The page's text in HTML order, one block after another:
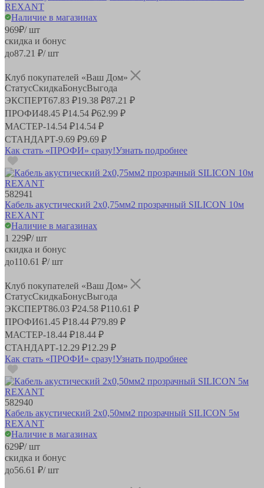
REXANT
Наличие в магазинах
969₽/ шт
скидка и бонус
до87.21 ₽/ шт
Клуб покупателей «Ваш Дом»
СтатусСкидкаБонусВыгода
ЭКСПЕРТ67.83 ₽19.38 ₽87.21 ₽
ПРОФИ48.45 ₽14.54 ₽62.99 ₽
МАСТЕР-14.54 ₽14.54 ₽
СТАНДАРТ-9.69 ₽9.69 ₽
Как стать «ПРОФИ» сразу!Узнать подробнее
582941
Кабель акустический 2х0,75мм2 прозрачный SILICON 10м
REXANT
Наличие в магазинах
1 229₽/ шт
скидка и бонус
до110.61 ₽/ шт
Клуб покупателей «Ваш Дом»
СтатусСкидкаБонусВыгода
ЭКСПЕРТ86.03 ₽24.58 ₽110.61 ₽
ПРОФИ61.45 ₽18.44 ₽79.89 ₽
МАСТЕР-18.44 ₽18.44 ₽
СТАНДАРТ-12.29 ₽12.29 ₽
Как стать «ПРОФИ» сразу!Узнать подробнее
582940
Кабель акустический 2х0,50мм2 прозрачный SILICON 5м
REXANT
Наличие в магазинах
629₽/ шт
скидка и бонус
до56.61 ₽/ шт